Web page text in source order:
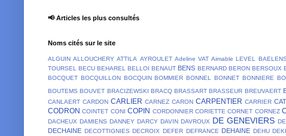
📢 Articles les plus consultés
Noms cités sur le site
ALGUIN ALLOUCHERY ATTILA AYROULET Adeline VAT Aimable LEVEL BAELENS
TOURSEL
BECU BEHAREL BELLOI BENAUT BENS BERNARD BERON BERSOUX
BOCQUET BOCQUILLON BOCQUIN BOMMIER BONNEL BONNET BONNIERE
BOUTEMS BOUVET BRACIZEWSKI BRACQ BRASSART BRASSEUR BREUVAERT
CANLAERT CARDON CARLIER CARNEZ CARON CARPENTIER CARRIER
CODRON COINTET CONI COPIN CORDONNIER CORIETTE CORNET CORNEZ
DACHEUX DAMIENS DANNEY DARCY DAVIN DAVROUX DE GENEVIERS
DECHAINE DECOTTIGNIES DECROIX DEFER DEFRANCE DEHAINE DEHU